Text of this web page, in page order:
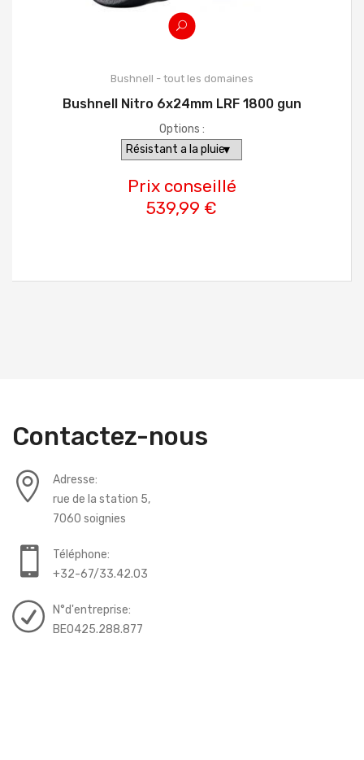
Bushnell - tout les domaines
Bushnell Nitro 6x24mm LRF 1800 gun
Options :
Prix conseillé
539,99 €
Contactez-nous
Adresse:
rue de la station 5,
7060 soignies
Téléphone:
+32-67/33.42.03
N°d'entreprise:
BE0425.288.877